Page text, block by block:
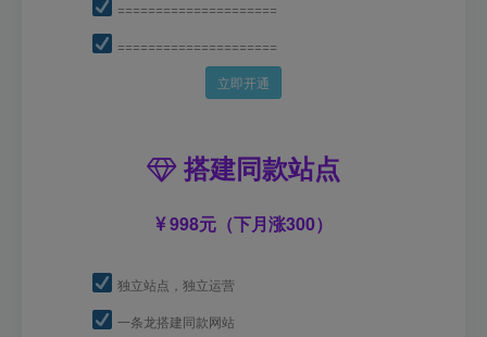
=====================
=====================
立即开通
搭建同款站点
998元（下月涨300）
独立站点，独立运营
一条龙搭建同款网站